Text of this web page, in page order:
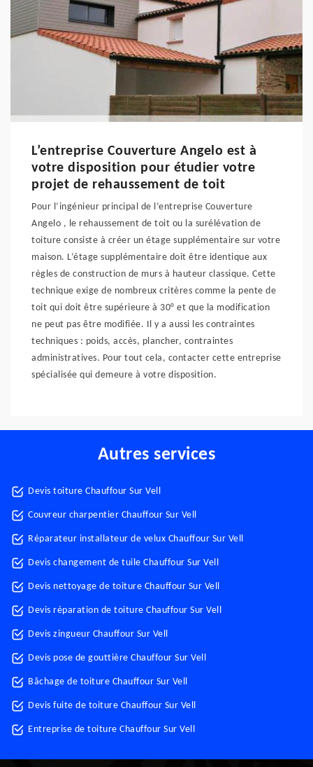
L’entreprise Couverture Angelo est à
votre disposition pour étudier votre
projet de rehaussement de toit
Pour l’ingénieur principal de l’entreprise Couverture
Angelo , le rehaussement de toit ou la surélévation de
toiture consiste à créer un étage supplémentaire sur votre
maison. L’étage supplémentaire doit être identique aux
règles de construction de murs à hauteur classique. Cette
technique exige de nombreux critères comme la pente de
toit qui doit être supérieure à 30° et que la modification
ne peut pas être modifiée. Il y a aussi les contraintes
techniques : poids, accès, plancher, contraintes
administratives. Pour tout cela, contacter cette entreprise
spécialisée qui demeure à votre disposition.
Autres services
Devis toiture Chauffour Sur Vell
Couvreur charpentier Chauffour Sur Vell
Réparateur installateur de velux Chauffour Sur Vell
Devis changement de tuile Chauffour Sur Vell
Devis nettoyage de toiture Chauffour Sur Vell
Devis réparation de toiture Chauffour Sur Vell
Devis zingueur Chauffour Sur Vell
Devis pose de gouttière Chauffour Sur Vell
Bâchage de toiture Chauffour Sur Vell
Devis fuite de toiture Chauffour Sur Vell
Entreprise de toiture Chauffour Sur Vell